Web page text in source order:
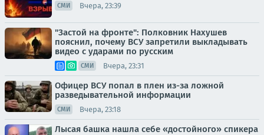
СМИ Вчера, 23:39
"Застой на фронте": Полковник Нахушев
пояснил, почему ВСУ запретили выкладывать
видео с ударами по русским
СМИ Вчера, 23:31
Офицер ВСУ попал в плен из-за ложной
разведывательной информации
СМИ Вчера, 23:18
Лысая башка нашла себе «достойного» спикера